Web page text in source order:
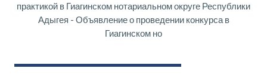
практикой в Гиагинском нотариальном округе Республики
Адыгея - Объявление о проведении конкурса в
Гиагинском но